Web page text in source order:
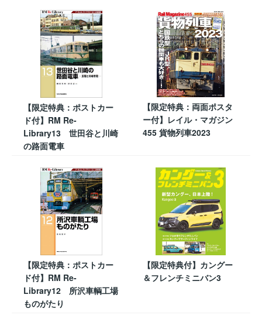
【限定特典：ポストカー
ド付】RM Re-
Library13 世田谷と川崎
の路面電車
【限定特典：両面ポスタ
ー付】レイル・マガジン
455 貨物列車2023
【限定特典：ポストカー
ド付】RM Re-
Library12 所沢車輌工場
ものがたり
【限定特典付】カングー
＆フレンチミニバン3